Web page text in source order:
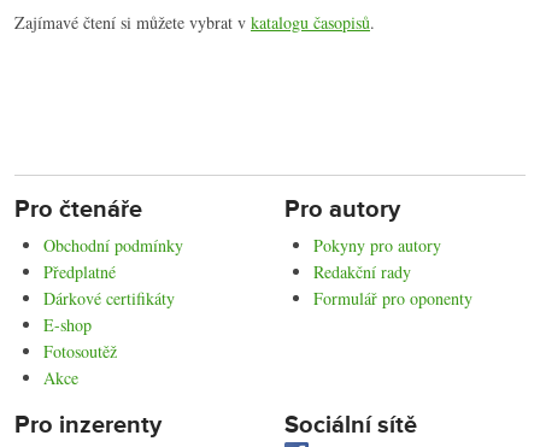
Zajímavé čtení si můžete vybrat v katalogu časopisů.
Pro čtenáře
Obchodní podmínky
Předplatné
Dárkové certifikáty
E-shop
Fotosoutěž
Akce
Pro autory
Pokyny pro autory
Redakční rady
Formulář pro oponenty
Pro inzerenty Sociální sítě